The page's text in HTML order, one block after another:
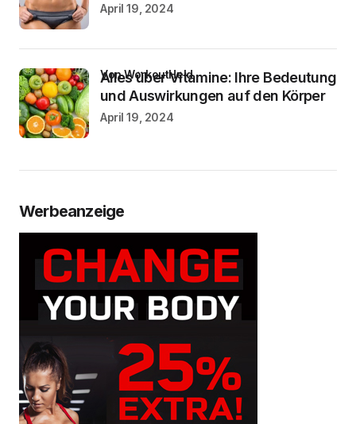
April 19, 2024
Alles über Vitamine: Ihre Bedeutung
und Auswirkungen auf den Körper
von WorkoutHeld
April 19, 2024
Werbeanzeige